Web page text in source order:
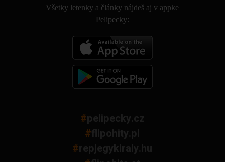
Všetky letenky a články nájdeš aj v appke
Pelipecky:
#pelipecky.cz
#flipohity.pl
#repjegykiraly.hu